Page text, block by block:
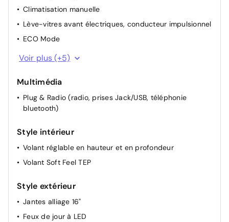
Climatisation manuelle
Lève-vitres avant électriques, conducteur impulsionnel
ECO Mode
Indicateur de changement de vitesse
Rétroviseurs extérieurs à réglage électriques et
dégivrants
Lève-vitres AR électriques
Voir plus (+5)
Multimédia
Plug & Radio (radio, prises Jack/USB, téléphonie
bluetooth)
Style intérieur
Volant réglable en hauteur et en profondeur
Volant Soft Feel TEP
Style extérieur
Jantes alliage 16"
Feux de jour à LED